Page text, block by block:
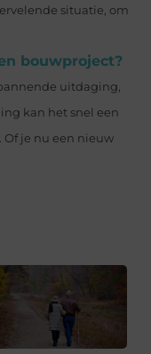
situatie, om
bouwproject?
uitdaging,
kan het snel een
Of je nu een nieuw